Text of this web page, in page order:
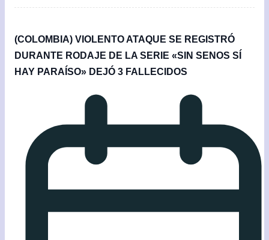
(COLOMBIA) VIOLENTO ATAQUE SE REGISTRÓ
DURANTE RODAJE DE LA SERIE «SIN SENOS SÍ
HAY PARAÍSO» DEJÓ 3 FALLECIDOS